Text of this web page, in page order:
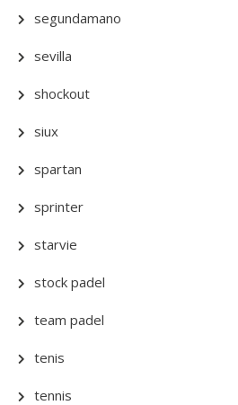
segundamano
sevilla
shockout
siux
spartan
sprinter
starvie
stock padel
team padel
tenis
tennis